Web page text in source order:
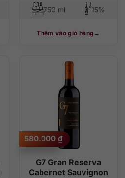
750 ml 15%
Thêm vào giỏ hàng
G7 Gran Reserva
Cabernet Sauvignon
580.000 ₫